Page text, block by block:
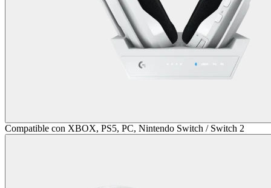
Compatible con XBOX, PS5, PC, Nintendo Switch / Switch 2